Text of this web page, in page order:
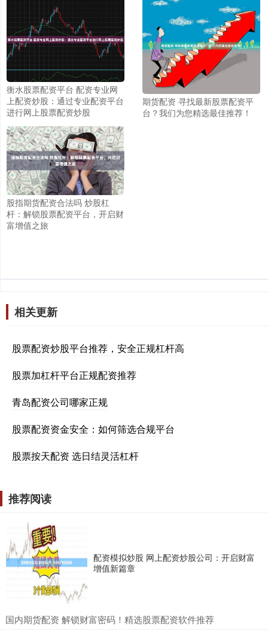
衡水股票配资平台 配资专业网
上配资炒股：通过专业配资平台
进行网上股票配资炒股
期货配资 寻找最新股票配资平
台？我们为您精选最佳推荐！
股指期货配资合法吗 炒股杠
杆：解锁股票配资平台，开启财
富增值之旅
相关更新
股票配资炒股平台推荐，安全正规杠杆高
股票加杠杆平台正规配资推荐
青岛配资公司哪家正规
股票配资资金安全：如何筛选合规平台
股票按天配资 选日结灵活杠杆
推荐阅读
配资模拟炒股 网上配资炒股公司：开启财富
增值新篇章
​国内期货配资 解锁财富密码！精选股票配资软件推荐